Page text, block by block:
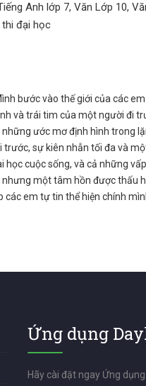
Anh lớp 7, Văn Lớp 10,
thi đại học
bước vào thế giới của các
và trái tim của một người đi
ước mơ định hình trong
sự kiên nhẫn tối đa và
cuộc sống, và cả những
một tâm hồn được thấu
em tự tin thể hiện chính
Ứng dụng
Hãy cài đặt ngay Ứng